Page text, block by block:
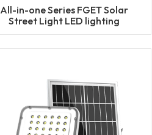
All-in-one Series FGET Solar
Street Light LED lighting